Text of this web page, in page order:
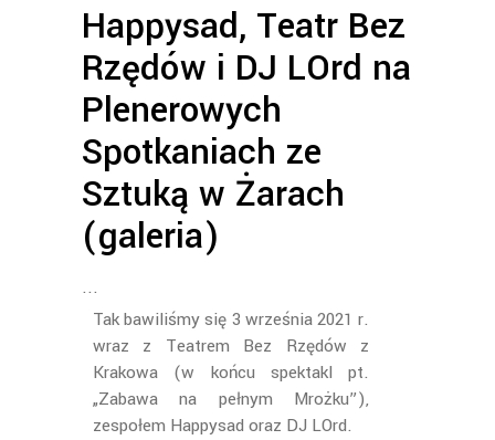
Happysad, Teatr Bez
Rzędów i DJ LOrd na
Plenerowych
Spotkaniach ze
Sztuką w Żarach
(galeria)
Tak bawiliśmy się 3 września 2021 r.
wraz z Teatrem Bez Rzędów z
Krakowa (w końcu spektakl pt.
„Zabawa na pełnym Mrożku”),
zespołem Happysad oraz DJ LOrd.